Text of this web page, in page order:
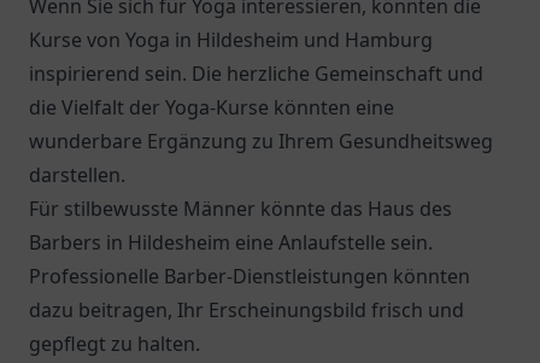
Wenn Sie sich für Yoga interessieren, könnten die
Kurse von Yoga in Hildesheim und Hamburg
inspirierend sein. Die herzliche Gemeinschaft und
die Vielfalt der Yoga-Kurse könnten eine
wunderbare Ergänzung zu Ihrem Gesundheitsweg
darstellen.
Für stilbewusste Männer könnte das Haus des
Barbers in Hildesheim eine Anlaufstelle sein.
Professionelle Barber-Dienstleistungen könnten
dazu beitragen, Ihr Erscheinungsbild frisch und
gepflegt zu halten.